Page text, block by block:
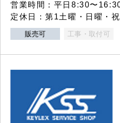
営業時間：平日8:30〜
定休日：第1土曜・日曜・祝
販売可 工事・取付可